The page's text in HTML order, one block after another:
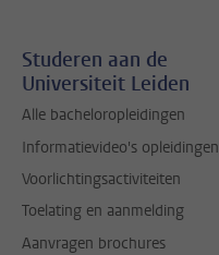
Studeren aan de
Universiteit Leiden
Alle bacheloropleidingen
Informatievideo's opleidingen
Voorlichtingsactiviteiten
Toelating en aanmelding
Aanvragen brochures